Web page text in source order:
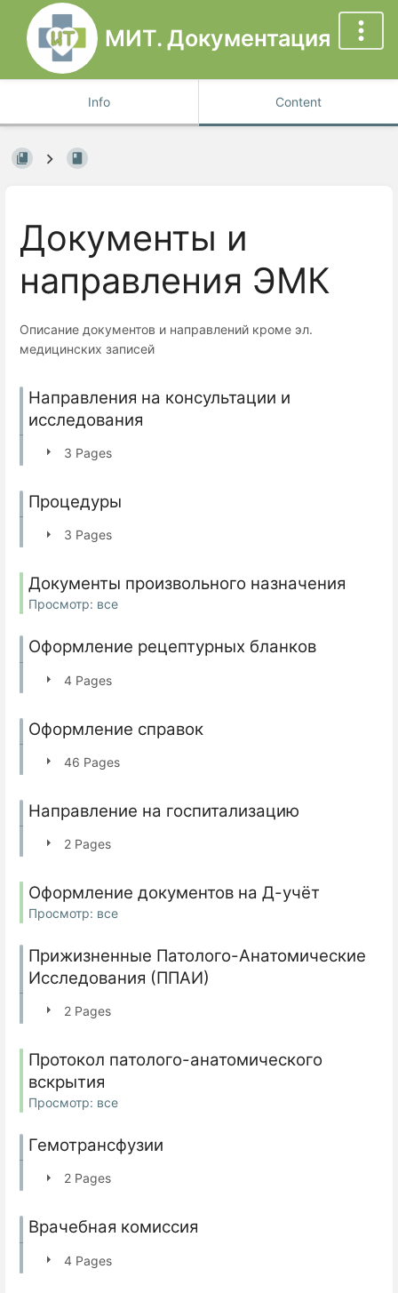
МИТ. Документация
Info Content
Документы и
направления ЭМК
Описание документов и направлений кроме эл.
медицинских записей
Направления на консультации и
исследования
3 Pages
Процедуры
3 Pages
Документы произвольного назначения
Просмотр: все
Оформление рецептурных бланков
4 Pages
Оформление справок
46 Pages
Направление на госпитализацию
2 Pages
Оформление документов на Д-учёт
Просмотр: все
Прижизненные Патолого-Анатомические
Исследования (ППАИ)
2 Pages
Протокол патолого-анатомического
вскрытия
Просмотр: все
Гемотрансфузии
2 Pages
Врачебная комиссия
4 Pages